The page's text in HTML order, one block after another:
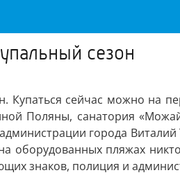
сезон
Купаться сейчас можно на
Поляны, санатория
города
оборудованных пляжах
знаков, полиция и